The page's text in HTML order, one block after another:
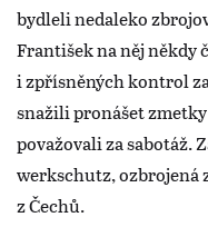
bydleli nedaleko
František na něj někdy
i zpřísněných kontrol
snažili pronášet
považovali za sabotáž.
werkschutz, ozbrojená
z Čechů.